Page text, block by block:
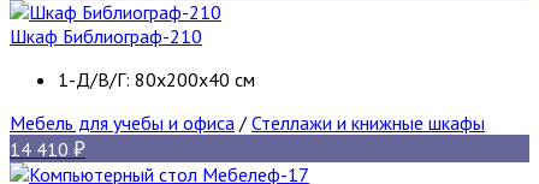
Шкаф Библиограф-210
1-Д/В/Г: 80x200x40 см
Мебель для учебы и офиса / Стеллажи и книжные шкафы
14 410